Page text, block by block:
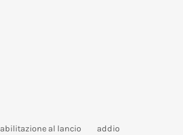
abilitazione al lancio addio